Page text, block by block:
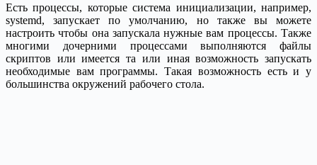
Есть процессы, которые система инициализации, например,
systemd, запускает по умолчанию, но также вы можете
настроить чтобы она запускала нужные вам процессы. Также
многими дочерними процессами выполняются файлы
скриптов или имеется та или иная возможность запускать
необходимые вам программы. Такая возможность есть и у
большинства окружений рабочего стола.